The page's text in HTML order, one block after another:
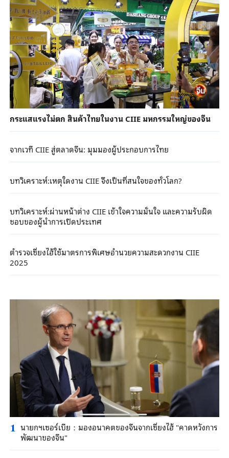
กระแสแรงไม่ตก สินค้าไทยในงาน CIIE มหกรรมใหญ่ของจีน
จากเวที CIIE สู่ตลาดจีน: มุมมองผู้ประกอบการไทย
บทวิเคราะห์:เหตุใดงาน CIIE จึงเป็นที่สนใจของทั่วโลก?
บทวิเคราะห์:ผ่านหน้าต่าง CIIE เข้าใจความมั่นใจ และความรับผิด
ชอบของผู้นำการเปิดประเทศ
ตำรวจเซี่ยงไฮ้ใช้มาตรการพิเศษอำนวยความสะดวกงาน CIIE
2025
1 นายกฯเซอร์เบีย：มองอนาคตของจีนจากเซี่ยงไฮ้ "คาดหวังการ
พัฒนาของจีน"